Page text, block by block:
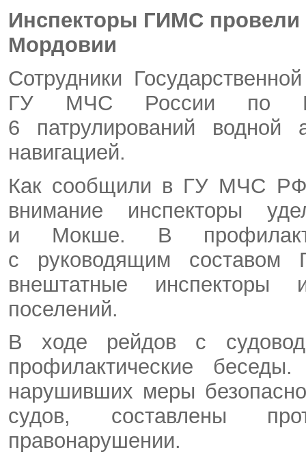
Инспекторы ГИМС провели
Мордовии
Cотрудники
ГУ МЧС России по
6 патрулирований водной
навигацией.
Как сообщили в ГУ МЧС РФ
внимание инспекторы
и Мокше. В
с руководящим составом
внештатные инспекторы
поселений.
В ходе рейдов с
профилактические
нарушивших меры
судов, составлены
правонарушении.